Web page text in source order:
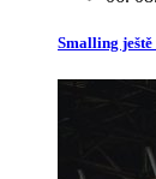
Smalling ještě